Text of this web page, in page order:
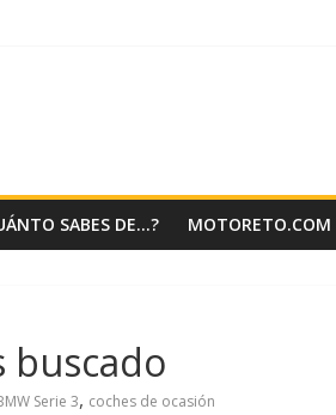
SABES DE…? MOTORETO.COM
buscado
Serie 3, coches de ocasión